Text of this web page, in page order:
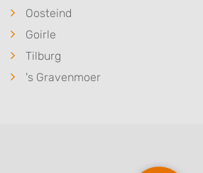
Oosteind
Goirle
Tilburg
's Gravenmoer